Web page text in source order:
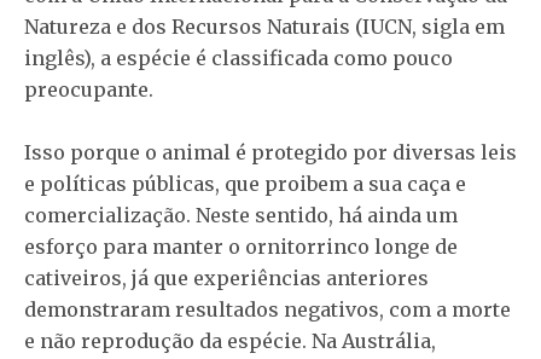
Natureza e dos Recursos Naturais (IUCN, sigla em
inglês), a espécie é classificada como pouco
preocupante.
Isso porque o animal é protegido por diversas leis
e políticas públicas, que proibem a sua caça e
comercialização. Neste sentido, há ainda um
esforço para manter o ornitorrinco longe de
cativeiros, já que experiências anteriores
demonstraram resultados negativos, com a morte
e não reprodução da espécie. Na Austrália,